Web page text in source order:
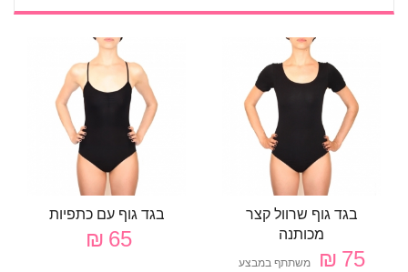
בגד גוף שרוול קצר
מכותנה
75 ₪ משתתף במבצע
בגד גוף עם כתפיות
65 ₪